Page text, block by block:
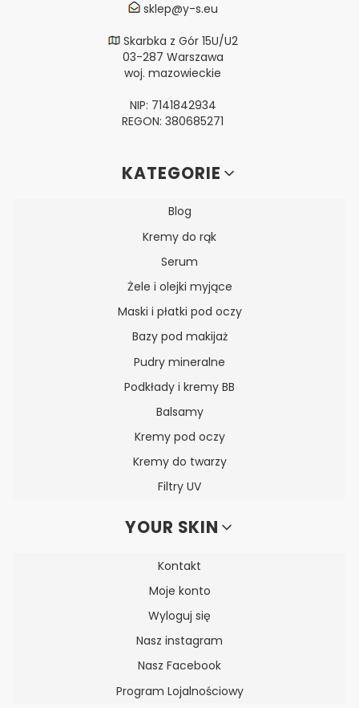
sklep@y-s.eu
Skarbka z Gór 15U/U2
03-287 Warszawa
woj. mazowieckie
NIP: 7141842934
REGON: 380685271
Linki w stopceKATEGORIE
Blog
Kremy do rąk
Serum
Żele i olejki myjące
Maski i płatki pod oczy
Bazy pod makijaż
Pudry mineralne
Podkłady i kremy BB
Balsamy
Kremy pod oczy
Kremy do twarzy
Filtry UV
YOUR SKIN
Kontakt
Moje konto
Wyloguj się
Nasz instagram
Nasz Facebook
Program Lojalnościowy